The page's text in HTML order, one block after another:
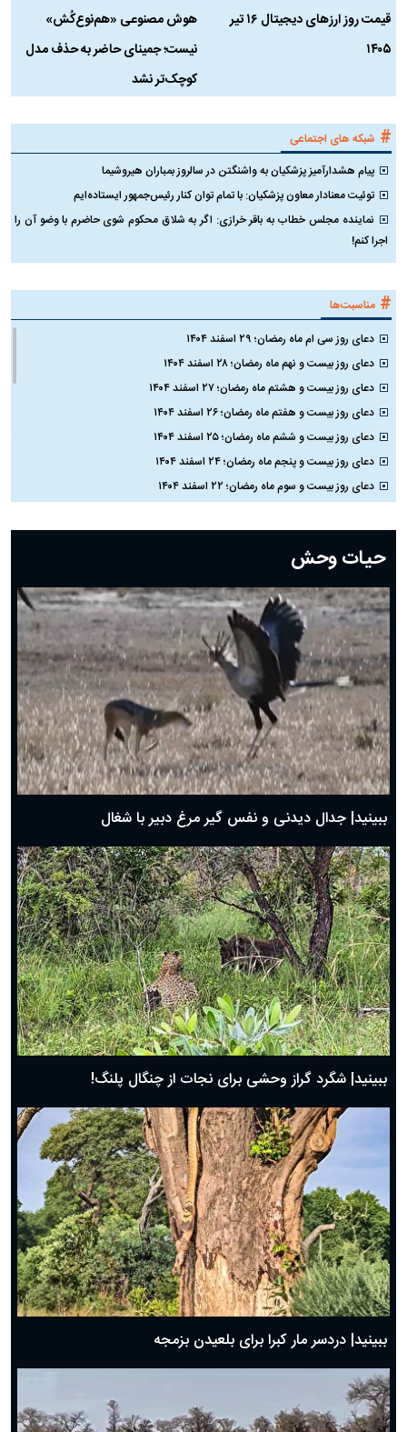
قیمت روز ارز‌های دیجیتال ۱۶ تیر
۱۴۰۵
هوش مصنوعی «هم‌نوع‌کُش»
نیست؛ جمینای حاضر به حذف مدل
کوچک‌تر نشد
# شبکه های اجتماعی
پیام هشدارآمیز پزشکیان به واشنگتن در سالروز بمباران هیروشیما
توئیت معنادار معاون پزشکیان: با تمام توان کنار رئیس‌جمهور ایستاده‌ایم
نماینده مجلس خطاب به باقر خرازی: اگر به شلاق محکوم شوی حاضرم با وضو آن را
اجرا کنم!
# مناسبت‌ها
دعای روز سی ام ماه رمضان؛ ۲۹ اسفند ۱۴۰۴
دعای روز بیست و نهم ماه رمضان؛ ۲۸ اسفند ۱۴۰۴
دعای روز بیست و هشتم ماه رمضان؛ ۲۷ اسفند ۱۴۰۴
دعای روز بیست و هفتم ماه رمضان؛ ۲۶ اسفند ۱۴۰۴
دعای روز بیست و ششم ماه رمضان؛ ۲۵ اسفند ۱۴۰۴
دعای روز بیست و پنجم ماه رمضان؛ ۲۴ اسفند ۱۴۰۴
دعای روز بیست و سوم ماه رمضان؛ ۲۲ اسفند ۱۴۰۴
دعای روز بیستم ماه رمضان؛ ۱۹ اسفند ۱۴۰۴
دعای روز هشتم ماه مبارک رمضان؛ ۷ اسفند ماه ۱۴۰۴
دعای روز هفتم ماه رمضان؛ ۶ اسفند ۱۴۰۴
دعای روز ششم ماه رمضان؛ ۵ اسفند ۱۴۰۴
دعای روز پنجم ماه رمضان؛ ۴ اسفند ۱۴۰۴
دعای روز چهارم ماه مبارک رمضان؛ ۳ اسفند ۱۴۰۴
دعای روز سوم ماه مبارک رمضان؛ ۱۴ اسفند ۱۴۰۴
دعای روز دوم ماه مبارک رمضان ۱ اسفند ماه ۱۴۰۴
دعای روز اول ماه مبارک رمضان، ۳۰ بهمن ۱۴۰۴
حضرت زینب(س) چگونه از دنیا رفت؟
بهترین پیامک تبریک روز پدر ۱۴۰۴؛ جملات زیبا و صمیمانه
حیات وحش
ببینید| جدال دیدنی و نفس گیر مرغ دبیر با شغال
ببینید| شگرد گراز وحشی برای نجات از چنگال پلنگ!
ببینید| دردسر مار کبرا برای بلعیدن بزمجه